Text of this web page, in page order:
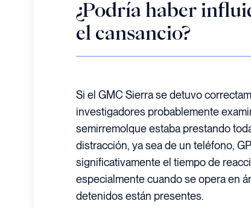
¿Podría haber
el cansancio?
Si el GMC Sierra se detuvo
investigadores probablemente
semirremolque estaba prestando
distracción, ya sea de un teléfono,
significativamente el tiempo de
especialmente cuando se opera en
detenidos están presentes.